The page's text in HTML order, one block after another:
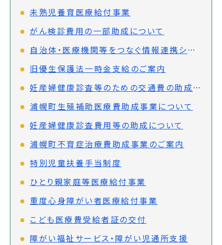
未熟児養育医療給付事業
がん検診費用の一部助成について
自治体・医療機関等をつなぐ情報連携システム（PMH）の先行実施事業について
旧優生保護法一時金支給のご案内
妊産婦健康診査等のための交通費の助成について
浦幌町生殖補助医療費助成事業について
妊産婦健康診査費用等の助成について
浦幌町不育症治療費助成事業のご案内
特別児童扶養手当制度
ひとり親家庭等医療給付事業
重度心身障がい者医療給付事業
こども医療費受給者証の交付
障がい福祉サービス・障がい児通所支援